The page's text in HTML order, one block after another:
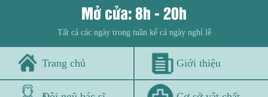
Mở cửa: 8h - 20h
Tất cả các ngày trong tuần kể cả ngày nghỉ lễ
Trang chủ Giới thiệu